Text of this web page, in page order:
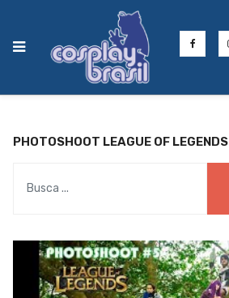
PHOTOSHOOT LEAGUE OF LEGENDS